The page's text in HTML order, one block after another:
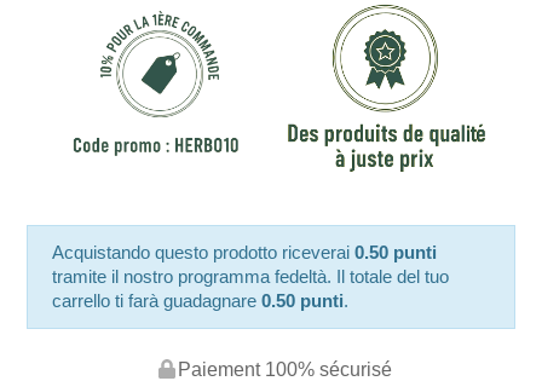
Acquistando questo prodotto riceverai0.50 punti
tramite il nostro programma fedeltà. Il totale del tuo
carrello ti farà guadagnare0.50 punti.
Paiement 100% sécurisé